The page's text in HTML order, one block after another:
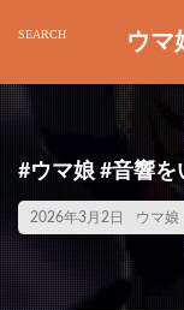
ウマ
#ウマ娘 #音響を
2026年3月2日 ウマ娘